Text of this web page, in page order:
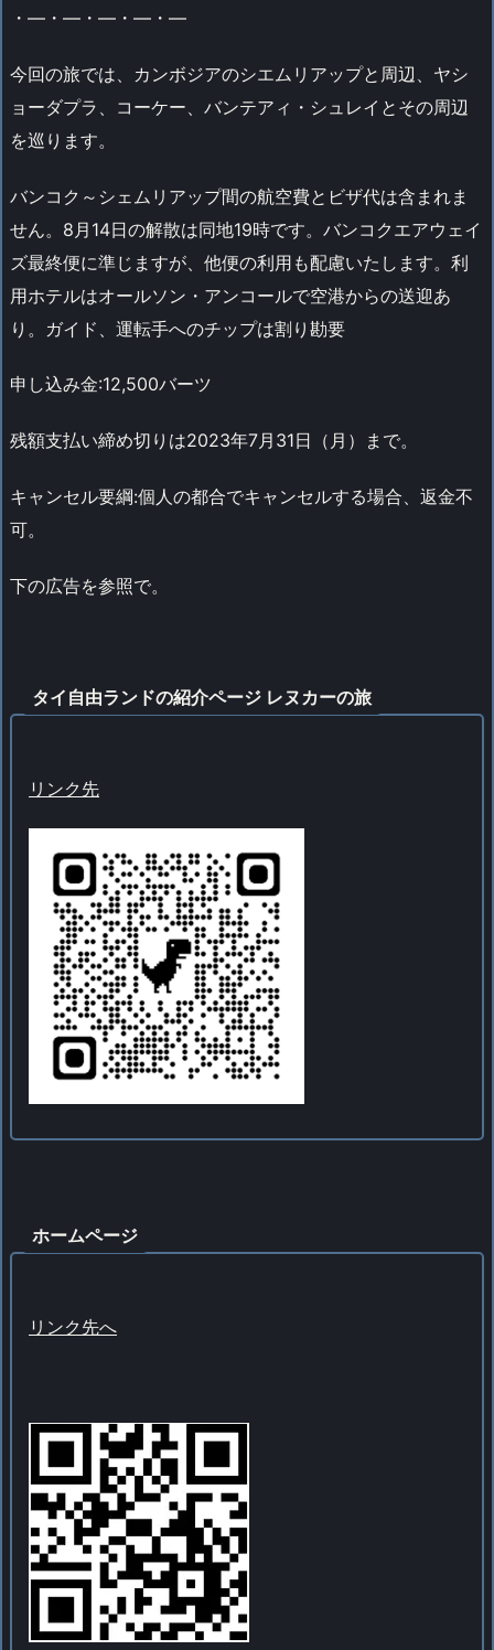
・―・―・―・―・―
今回の旅では、カンボジアのシエムリアップと周辺、ヤシ
ョーダプラ、コーケー、バンテアィ・シュレイとその周辺
を巡ります。
バンコク～シェムリアップ間の航空費とビザ代は含まれま
せん。8月14日の解散は同地19時です。バンコクエアウェイ
ズ最終便に準じますが、他便の利用も配慮いたします。利
用ホテルはオールソン・アンコールで空港からの送迎あ
り。ガイド、運転手へのチップは割り勘要
申し込み金:12,500バーツ
残額支払い締め切りは2023年7月31日（月）まで。
キャンセル要綱:個人の都合でキャンセルする場合、返金不
可。
下の広告を参照で。
タイ自由ランドの紹介ページ レヌカーの旅
リンク先
ホームページ
リンク先へ